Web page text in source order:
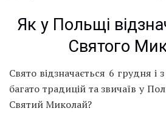
Як у Польщі
Святого
Свято відзначається 6 грудня і
багато традицій та звичаїв у
Святий Миколай?